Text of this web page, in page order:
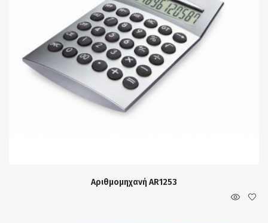
Αριθμομηχανή AR1253